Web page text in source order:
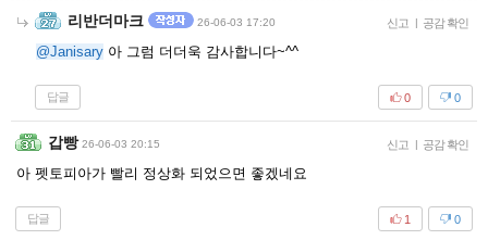
리반더마크 26-06-03 17:20 신고 | 공감 확인
@Janisary 아 그럼 더더욱 감사합니다~^^
답글 0
0
갑빵 26-06-03 20:15 신고 | 공감 확인
아 펫토피아가 빨리 정상화 되었으면 좋겠네요
답글 0
1